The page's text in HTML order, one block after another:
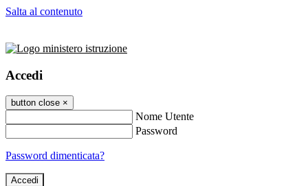
Salta al contenuto
Accedi
button close ×
Nome Utente
Password
Password dimenticata?